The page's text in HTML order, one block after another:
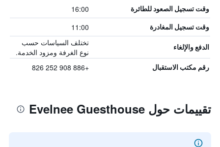
وقت تسجيل الصعود للطائرة 16:00
وقت تسجيل المغادرة 11:00
الدفع والإلغاء
تختلف السياسات حسب
نوع الغرفة ومزود الخدمة.
رقم مكتب الاستقبال +886 908 252 826
تقييمات حول Evelnee Guesthouse